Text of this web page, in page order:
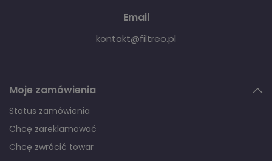
Email
kontakt@filtreo.pl
Moje zamówienia
Status zamówienia
Chcę zareklamować
Chcę zwrócić towar